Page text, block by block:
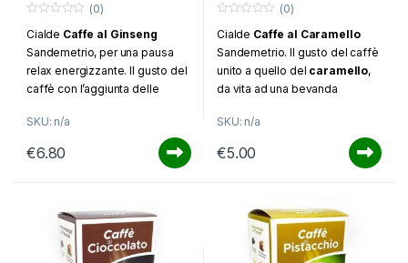
o
t
o
f
5
(0)
Cialde Caffe al Ginseng
Sandemetrio, per una pausa
relax energizzante. Il gusto del
caffè con l’aggiunta delle
ginseng
SKU: n/a
€6.80
o
t
o
f
5
(0)
Cialde Caffe al Caramello
Sandemetrio. Il gusto del caffè
unito a quello del caramello,
da vita ad una bevanda
momento della giornata.
SKU: n/a
€5.00